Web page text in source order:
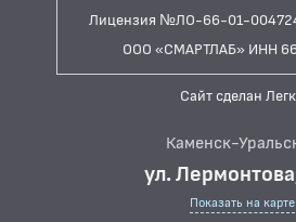
Лицензия №ЛО-66-01-
ООО «СМАРТЛАБ» ИНН
Сайт сделан
Каменск-
ул.
Показать на карте